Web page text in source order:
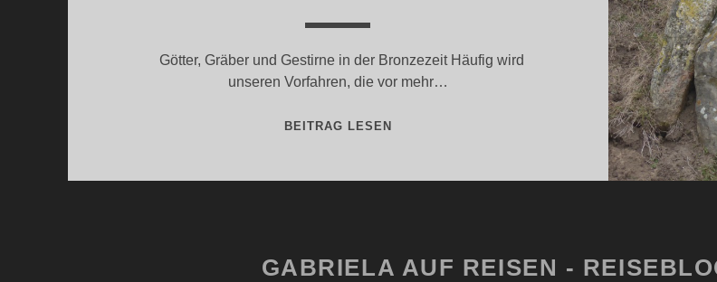
Götter, Gräber und Gestirne in der Bronzezeit Häufig wird
unseren Vorfahren, die vor mehr…
BEITRAG LESEN
GABRIELA AUF REISEN -